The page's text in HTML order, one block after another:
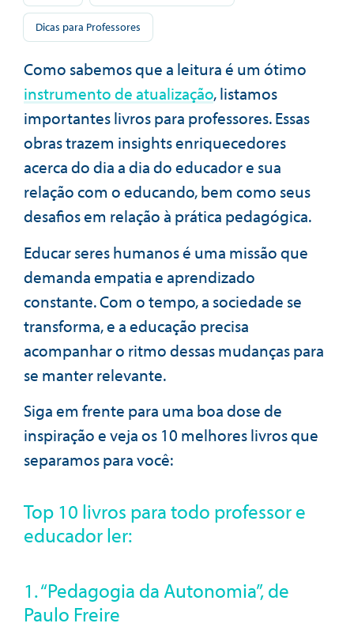
Dicas para Professores
Como sabemos que a leitura é um ótimo
instrumento de atualização, listamos
importantes livros para professores. Essas
obras trazem insights enriquecedores
acerca do dia a dia do educador e sua
relação com o educando, bem como seus
desafios em relação à prática pedagógica.
Educar seres humanos é uma missão que
demanda empatia e aprendizado
constante. Com o tempo, a sociedade se
transforma, e a educação precisa
acompanhar o ritmo dessas mudanças para
se manter relevante.
Siga em frente para uma boa dose de
inspiração e veja os 10 melhores livros que
separamos para você:
Top 10 livros para todo professor e
educador ler:
1. “Pedagogia da Autonomia”, de
Paulo Freire